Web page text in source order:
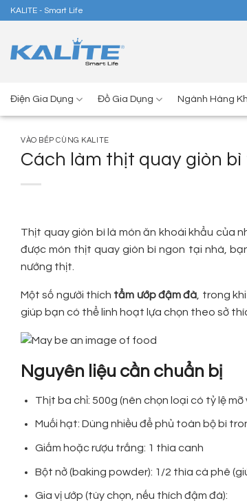
SkipKALITE - Smart Life
Điện Gia Dụng Đồ Gia Dụng Ngành Hàng
VÀO BẾP CÙNG KALITE
Cách làm thịt quay giòn
Thịt quay giòn bì là món ăn khoái khẩu của
được món thịt quay giòn bì ngon tại nhà,
nướng thịt.
Một số người thích tẩm ướp đậm đà , trong
giúp bạn có thể linh hoạt lựa chọn theo sở
Nguyên liệu cần chuẩn bị
Thịt ba chỉ: 500g (nên chọn loại có tỷ lệ
Muối hạt: Dùng nhiều để phủ toàn bộ bì
Giấm hoặc rượu trắng: 1 thìa canh
Bột nở (baking powder): 1/2 thìa cà phê
Gia vị ướp (tùy chọn, nếu thích đậm đà):